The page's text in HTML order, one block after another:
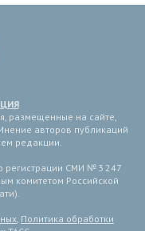
размещенные на сайте,
авторов публикаций
редакции.
регистрации СМИ № 3 247
комитетом Российской
Политика обработки